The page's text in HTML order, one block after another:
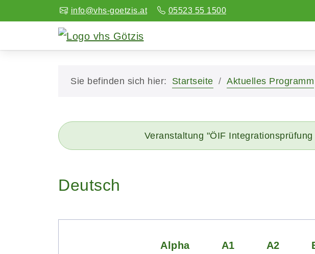
info@vhs-goetzis.at 05523 55 1500
Sie befinden sich hier: Startseite Aktuelles Programm
Veranstaltung "ÖIF
Deutsch
Alpha A1 A2